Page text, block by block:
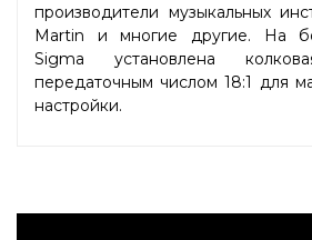
производители музыкальных
Martin и многие другие. На
Sigma установлена
передаточным числом 18:1 для
настройки.